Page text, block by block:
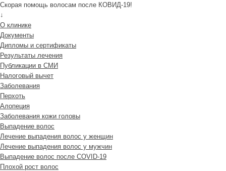
Скорая помощь волосам после КОВИД-19!
↓
О клинике
Документы
Дипломы и сертификаты
Результаты лечения
Публикации в СМИ
Налоговый вычет
Заболевания
Перхоть
Алопеция
Заболевания кожи головы
Выпадение волос
Лечение выпадения волос у женщин
Лечение выпадения волос у мужчин
Выпадение волос после COVID-19
Плохой рост волос